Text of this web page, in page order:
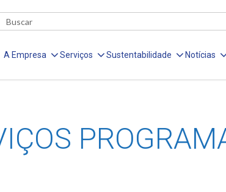
A Empresa Serviços Sustentabilidade Notícias